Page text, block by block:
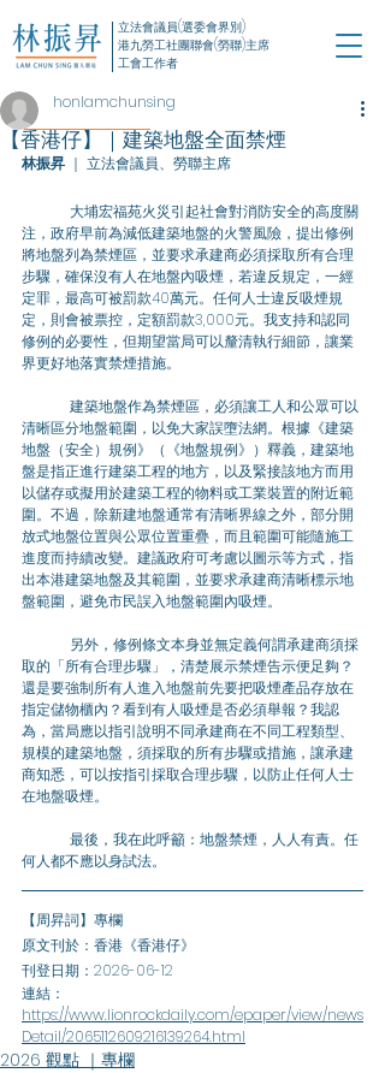
立法會議員(選委會界別)
港九勞工社團聯會(勞聯)主席
工會工作者
【香港仔】｜建築地盤全面禁煙
honlamchunsing
林振昇 ｜ 立法會議員、勞聯主席
注，政府早前為減低建築地盤的火警風險，提出修例
將地盤列為禁煙區，並要求承建商必須採取所有合理
步驟，確保沒有人在地盤內吸煙，若違反規定，一經
定罪，最高可被罰款40萬元。任何人士違反吸煙規
定，則會被票控，定額罰款3,000元。我支持和認同
修例的必要性，但期望當局可以釐清執行細節，讓業
界更好地落實禁煙措施。
清晰區分地盤範圍，以免大家誤墮法網。根據《建築
地盤（安全）規例》（《地盤規例》）釋義，建築地
盤是指正進行建築工程的地方，以及緊接該地方而用
以儲存或擬用於建築工程的物料或工業裝置的附近範
圍。不過，除新建地盤通常有清晰界線之外，部分開
放式地盤位置與公眾位置重疊，而且範圍可能隨施工
進度而持續改變。建議政府可考慮以圖示等方式，指
出本港建築地盤及其範圍，並要求承建商清晰標示地
盤範圍，避免市民誤入地盤範圍內吸煙。
取的「所有合理步驟」，清楚展示禁煙告示便足夠？
還是要強制所有人進入地盤前先要把吸煙產品存放在
指定儲物櫃內？看到有人吸煙是否必須舉報？我認
為，當局應以指引說明不同承建商在不同工程類型、
規模的建築地盤，須採取的所有步驟或措施，讓承建
商知悉，可以按指引採取合理步驟，以防止任何人士
在地盤吸煙。
何人都不應以身試法。
【周昇詞】專欄
原文刊於：香港《香港仔》
刊登日期：2026-06-12
連結：
https://www.lionrockdaily.com/epaper/view/news
Detail/2065112609216139264.html
2026 觀點 ｜專欄